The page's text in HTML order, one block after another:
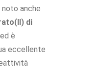
anche
di
ed è
eccellente